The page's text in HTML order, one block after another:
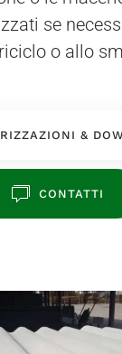
se
o allo
&
CONTATTI